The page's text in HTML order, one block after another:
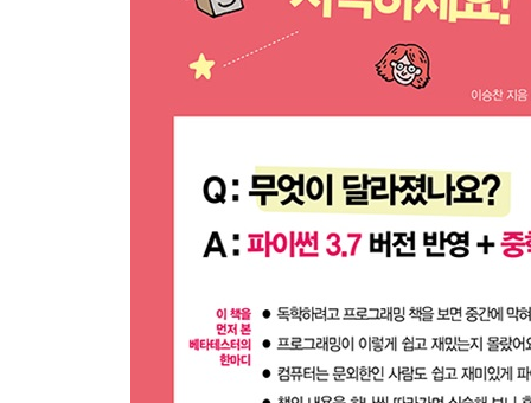
Day 15. [프로젝트] 타자 게임 만들기
Day 16. [프로젝트] 거북이 대포 게임 만들기
Day 18. [프로젝트] 터틀런2 만들기
Day 20. 파이썬으로 수학 문제 풀기2